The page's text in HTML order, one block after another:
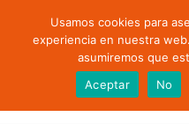
Formación para empleados
Usamos cookies para
experiencia en nuestra
asumiremos que
Aceptar
No